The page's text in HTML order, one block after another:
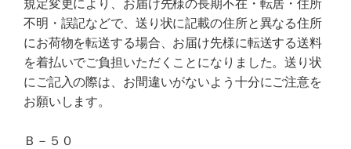
規定変更により、お届け先様の長期不在・転居・住所
不明・誤記などで、送り状に記載の住所と異なる住所
にお荷物を転送する場合、お届け先様に転送する送料
を着払いでご負担いただくことになりました。送り状
にご記入の際は、お間違いがないよう十分にご注意を
お願いします。
Ｂ－５０